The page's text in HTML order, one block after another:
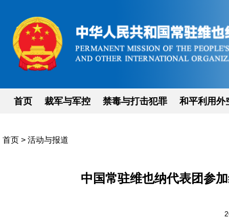
首页 裁军与军控 禁毒与打击犯罪 和平利用外
首页 > 活动与报道
中国常驻维也纳代表团参